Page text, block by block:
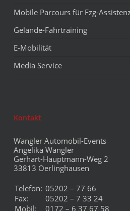
Mobile Parcours für Fzg-
Gelände-Fahrtraining
E-Mobilität
Media Service
Kontakt
Wangler Automobil-Events
Angelika Wangler
Gerhart-Hauptmann-Weg 2
33813 Oerlinghausen
Telefon: 05202 – 77 66
Fax:
05202 – 7 33 24
Mobil:
0172 – 6 37 67 58